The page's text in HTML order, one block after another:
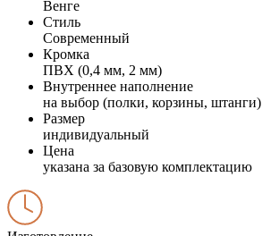
Венге
Стиль
Современный
Кромка
ПВХ (0,4 мм, 2 мм)
Внутреннее наполнение
на выбор (полки, корзины, штанги)
Размер
индивидуальный
Цена
указана за базовую комплектацию